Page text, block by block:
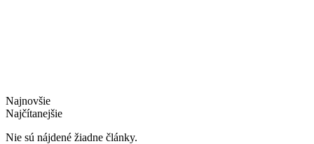
Najnovšie
Najčítanejšie
Nie sú nájdené žiadne články.